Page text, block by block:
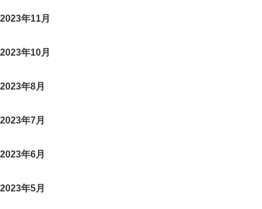
2023年11月
2023年10月
2023年8月
2023年7月
2023年6月
2023年5月